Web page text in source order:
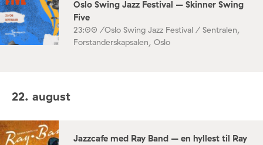
Oslo Swing Jazz Festival – Skinner Swing
Five
23:00 /Oslo Swing Jazz Festival / Sentralen,
Forstanderskapsalen, Oslo
22. august
Jazzcafe med Ray Band – en hyllest til Ray